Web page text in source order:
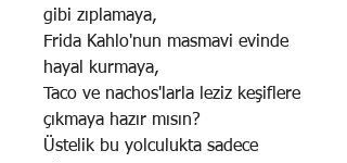
gibi zıplamaya,
Frida Kahlo'nun masmavi evinde
hayal kurmaya,
Taco ve nachos'larla leziz keşiflere
çıkmaya hazır mısın?
Üstelik bu yolculukta sadece